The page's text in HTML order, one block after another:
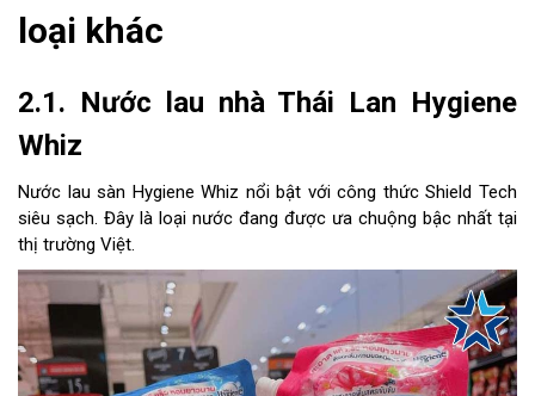
loại khác
2.1. Nước lau nhà Thái Lan Hygiene
Whiz
Nước lau sàn Hygiene Whiz nổi bật với công thức Shield Tech
siêu sạch. Đây là loại nước đang được ưa chuộng bậc nhất tại
thị trường Việt.